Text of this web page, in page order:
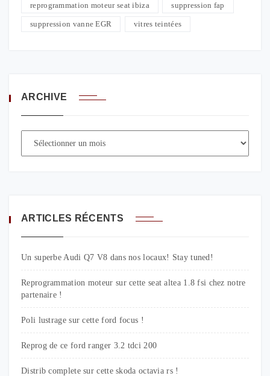
reprogrammation moteur seat ibiza suppression fap
suppression vanne EGR vitres teintées
ARCHIVE
ARTICLES RÉCENTS
Un superbe Audi Q7 V8 dans nos locaux! Stay tuned!
Reprogrammation moteur sur cette seat altea 1.8 fsi chez notre
partenaire !
Poli lustrage sur cette ford focus !
Reprog de ce ford ranger 3.2 tdci 200
Distrib complete sur cette skoda octavia rs !